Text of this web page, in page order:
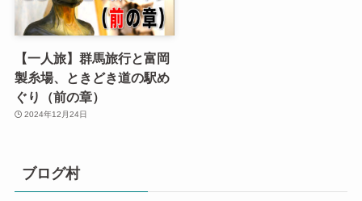
【一人旅】群馬旅行と富岡
製糸場、ときどき道の駅め
ぐり（前の章）
2024年12月24日
ブログ村